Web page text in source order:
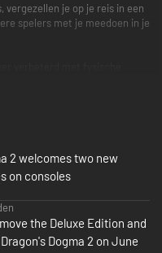
vergezellen je op je reis in een
spelers met je meedoen in je
de nieuwste ontwikkelingen
fantasywereld in
Series S.
trademark of
the U.S. and/or other
2 welcomes two new
on consoles
the Deluxe Edition and
Dogma 2 on June